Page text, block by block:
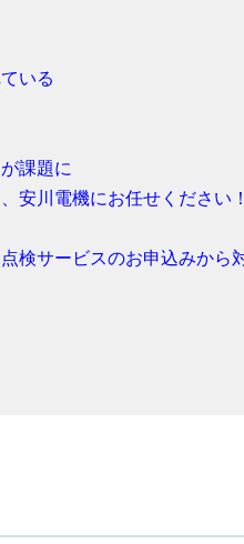
いる
課題に
安川電機にお任せください！
検サービスのお申込みから